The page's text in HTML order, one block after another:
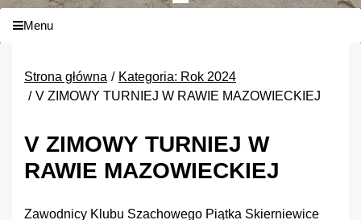
Menu
Strona główna
Kategoria: Rok 2024
V ZIMOWY TURNIEJ W RAWIE MAZOWIECKIEJ
V ZIMOWY TURNIEJ W
RAWIE MAZOWIECKIEJ
Zawodnicy Klubu Szachowego Piątka Skierniewice